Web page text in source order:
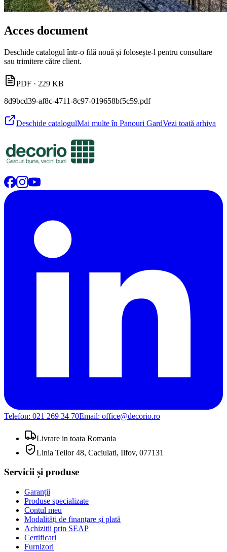
Acces document
Deschide catalogul într-o filă nouă și folosește-l pentru consultare
sau trimitere către client.
PDF · 229 KB
8d9bcd39-af8c-4711-8c97-019658bf5c59.pdf
Deschide catalogulMai multe în Panouri GardVezi toată arhiva
Telefon: 021 269 34 70Email: office@decorio.ro
Livrare in toata Romania
Linia Teilor 48, Caciulati, Ilfov, 077131
Servicii și produse
Garanții
Produse specializate
Contul meu
Modalități de finanțare și plată
Achizitii prin SEAP
Certificari
Furnizori